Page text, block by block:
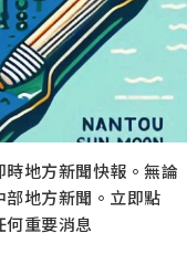
地方新聞快報。無論
部地方新聞。立即點
何重要消息